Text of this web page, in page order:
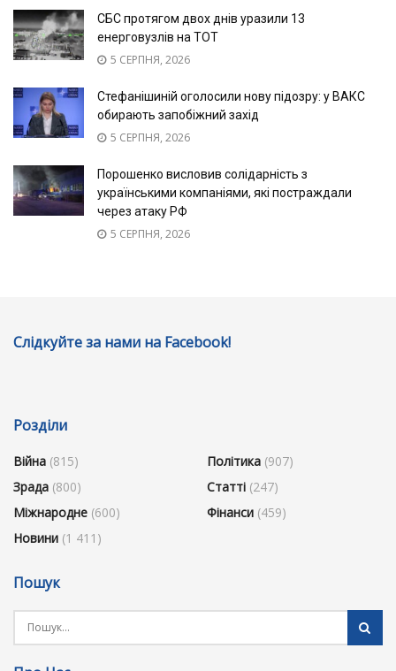
СБС протягом двох днів уразили 13
енерговузлів на ТОТ
5 СЕРПНЯ, 2026
Стефанішиній оголосили нову підозру: у ВАКС
обирають запобіжний захід
5 СЕРПНЯ, 2026
Порошенко висловив солідарність з
українськими компаніями, які постраждали
через атаку РФ
5 СЕРПНЯ, 2026
Слідкуйте за нами на Facebook!
Розділи
Війна (815)
Зрада (800)
Міжнародне (600)
Новини (1 411)
Політика (907)
Статті (247)
Фінанси (459)
Пошук